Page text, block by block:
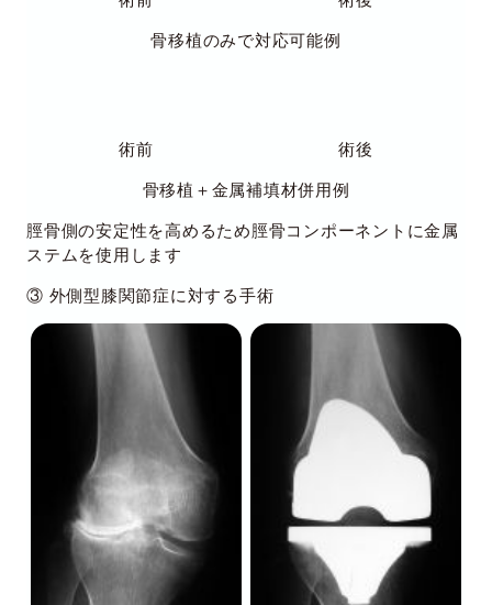
骨移植のみで対応可能例
術前
術後
骨移植＋金属補填材併用例
脛骨側の安定性を高めるため脛骨コンポーネントに金属
ステムを使用します
③ 外側型膝関節症に対する手術